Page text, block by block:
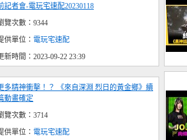
記者會-電玩宅速配20230118
覽次數：9344
供單位： 電玩宅速配
新時間：2023-09-22 23:39
多精神衝擊！？ 《來自深淵 烈日的黃金鄉》續
動畫確定
覽次數：3714
供單位： 電玩宅速配